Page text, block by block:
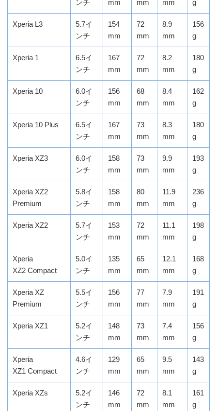
ンチ
mm
mm
mm
g
Xperia L3
5.7イ
ンチ
154
mm
72
mm
8.9
mm
156
g
Xperia 1
6.5イ
ンチ
167
mm
72
mm
8.2
mm
180
g
Xperia 10
6.0イ
ンチ
156
mm
68
mm
8.4
mm
162
g
Xperia 10 Plus
6.5イ
ンチ
167
mm
73
mm
8.3
mm
180
g
Xperia XZ3
6.0イ
ンチ
158
mm
73
mm
9.9
mm
193
g
Xperia XZ2
Premium
5.8イ
ンチ
158
mm
80
mm
11.9
mm
236
g
Xperia XZ2
5.7イ
ンチ
153
mm
72
mm
11.1
mm
198
g
Xperia
XZ2 Compact
5.0イ
ンチ
135
mm
65
mm
12.1
mm
168
g
Xperia XZ
Premium
5.5イ
ンチ
156
mm
77
mm
7.9
mm
191
g
Xperia XZ1
5.2イ
ンチ
148
mm
73
mm
7.4
mm
156
g
Xperia
XZ1 Compact
4.6イ
ンチ
129
mm
65
mm
9.5
mm
143
g
Xperia XZs
5.2イ
ンチ
146
mm
72
mm
8.1
mm
161
g